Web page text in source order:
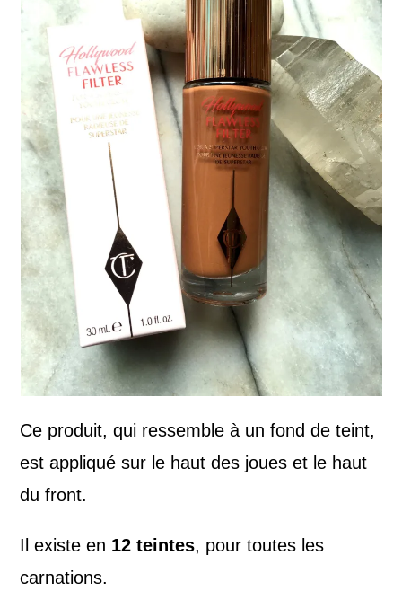
Ce produit, qui ressemble à un fond de teint,
est appliqué sur le haut des joues et le haut
du front.
Il existe en 12 teintes, pour toutes les
carnations.